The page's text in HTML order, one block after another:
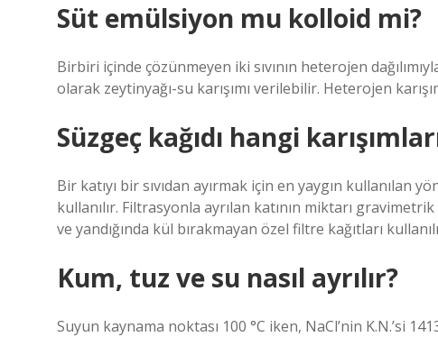
Süt emülsiyon mu kolloid mi?
Birbiri içinde çözünmeyen iki sıvının heterojen
olarak zeytinyağı-su karışımı verilebilir. Heterojen
Süzgeç kağıdı hangi
Bir katıyı bir sıvıdan ayırmak için en yaygın
kullanılır. Filtrasyonla ayrılan katının miktarı
ve yandığında kül bırakmayan özel filtre kağıtları
Kum, tuz ve su nasıl ayrılır?
Suyun kaynama noktası 100 °C iken, NaCl’nin K.N.’si